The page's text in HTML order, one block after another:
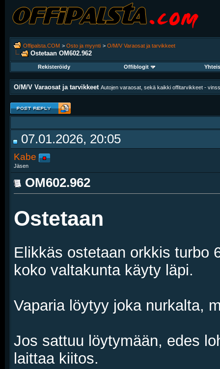
Offipalsta.COM > Osto ja myynti > O/M/V Varaosat ja tarvikkeet
Ostetaan OM602.962
Rekisteröidy Offiblogit
O/M/V Varaosat ja tarvikkeet Autojen varaosat, sekä kaikki offitarvikkeet -
07.01.2026, 20:05
Kabe
Jäsen
OM602.962
Ostetaan
Elikkäs ostetaan orkkis turbo
koko valtakunta käyty läpi.
Vaparia löytyy joka nurkalta,
Jos sattuu löytymään, edes
laittaa kiitos.